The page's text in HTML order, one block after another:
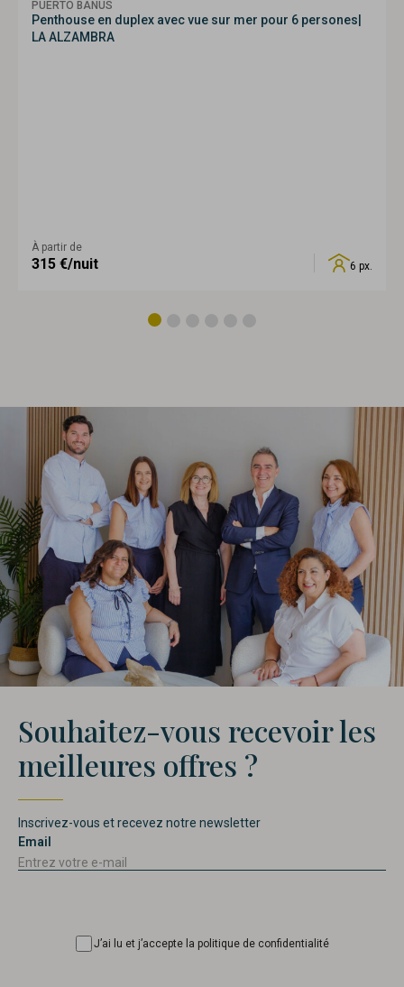
PUERTO BANÚS
Penthouse en duplex avec vue sur mer pour 6 persones|
LA ALZAMBRA
À partir de
315 €/nuit 6 px.
Souhaitez-vous recevoir les
meilleures offres ?
Inscrivez-vous et recevez notre newsletter
Email
J’ai lu et j’accepte la politique de confidentialité